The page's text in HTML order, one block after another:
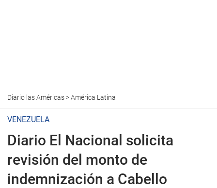
Diario las Américas>América Latina
VENEZUELA
Diario El Nacional solicita
revisión del monto de
indemnización a Cabello